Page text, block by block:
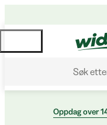
Søk
Oppdag over